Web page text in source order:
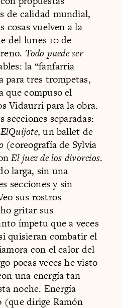
de calidad mundial,
cosas vuelven a la
del lunes 10 de
Todo puede ser
la “fanfarria
para tres trompetas,
que compuso el
Vidaurri para la obra.
separadas:
ElQuijote, un ballet de
(coreografía de Sylvia
El juez de los divorcios.
larga, sin una
secciones y sin
sus rostros
gritar sus
ímpetu que a veces
quisieran combatir el
con el calor del
pocas veces he visto
una energía tan
noche. Energía
(que dirige Ramón